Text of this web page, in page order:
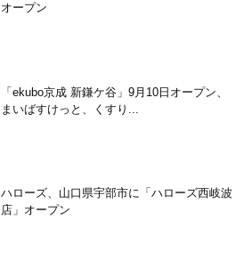
オープン
「ekubo京成 新鎌ケ谷」9月10日オープン、
まいばすけっと、くすり...
ハローズ、山口県宇部市に「ハローズ西岐波
店」オープン